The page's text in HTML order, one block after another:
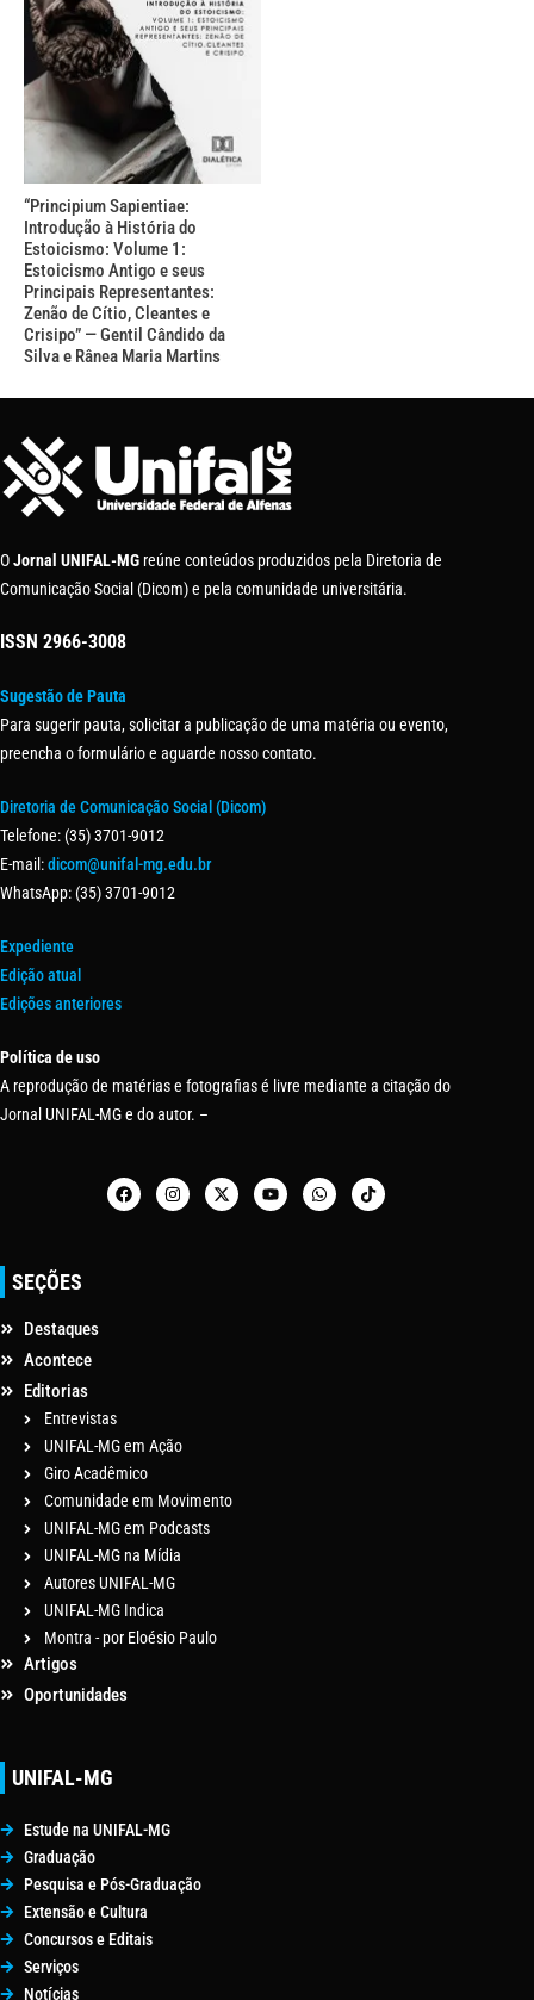
“Principium Sapientiae:
Introdução à História do
Estoicismo: Volume 1:
Estoicismo Antigo e seus
Principais Representantes:
Zenão de Cítio, Cleantes e
Crisipo” — Gentil Cândido da
Silva e Rânea Maria Martins
OJornal UNIFAL-MG reúne conteúdos produzidos pela Diretoria de
Comunicação Social (Dicom) e pela comunidade universitária.
ISSN 2966-3008
Sugestão de Pauta
Para sugerir pauta, solicitar a publicação de uma matéria ou evento,
preencha o formulário e aguarde nosso contato.
Diretoria de Comunicação Social (Dicom)
Telefone: (35) 3701-9012
E-mail:dicom@unifal-mg.edu.br
WhatsApp: (35) 3701-9012
Expediente
Edição atual
Edições anteriores
Política de uso
A reprodução de matérias e fotografias é livre mediante a citação do
Jornal UNIFAL-MG e do autor. –
SEÇÕES
Destaques
Acontece
Editorias
Entrevistas
UNIFAL-MG em Ação
Giro Acadêmico
Comunidade em Movimento
UNIFAL-MG em Podcasts
UNIFAL-MG na Mídia
Autores UNIFAL-MG
UNIFAL-MG Indica
Montra - por Eloésio Paulo
Artigos
Oportunidades
UNIFAL-MG
Estude na UNIFAL-MG
Graduação
Pesquisa e Pós-Graduação
Extensão e Cultura
Concursos e Editais
Serviços
Notícias